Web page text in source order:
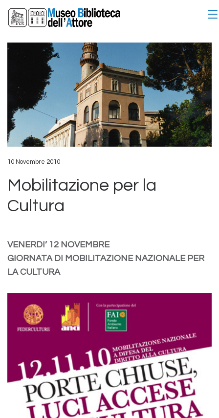
10 Novembre 2010
Mobilitazione per la
Cultura
VENERDI’ 12 NOVEMBRE
GIORNATA DI MOBILITAZIONE NAZIONALE PER
LA CULTURA